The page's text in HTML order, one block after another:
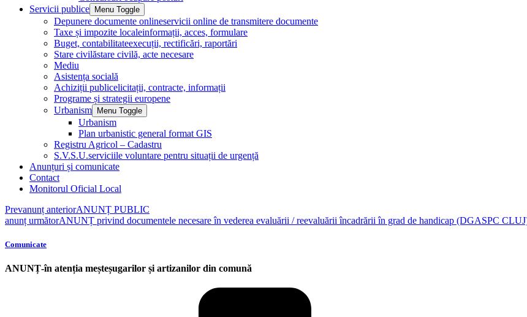
Servicii publice
Menu Toggle
Depunere documente onlineservicii online de transmitere documente
Taxe și impozite localeinformații, acces, formulare
Buget, contabilitateexecuții, rectificări, raportări
Stare civilăstare civilă, acte necesare
Mediu
Asistența socială
Achiziții publicelicitații, contracte, informații
Programe și strategii europene
Urbanism
Menu Toggle
Urbanism
Plan urbanistic general format GIS
Registru Agricol – Cadastru
S.V.S.U.serviciile voluntare pentru situații de urgență
Anunțuri și comunicate
Contact
Monitorul Oficial Local
Prevanunț anteriorANUNȚ PUBLIC
anunț următorANUNȚ privind documentele necesare în vederea evaluării / reevaluării încadrării în grad de handicap (DGASPC
Comunicate
ANUNȚ-în atenția meșteșugarilor și artizanilor din comună